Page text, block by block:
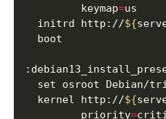
         keymap
=
  initrd http://
${
  kernel http://
${
         priority
=